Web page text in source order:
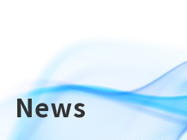
News